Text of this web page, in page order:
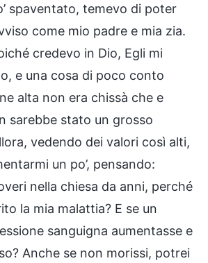
spaventato, temevo di poter
come mio padre e mia zia.
credevo in Dio, Egli mi
e una cosa di poco conto
alta non era chissà che e
sarebbe stato un grosso
vedendo dei valori così alti,
un po’, pensando:
nella chiesa da anni, perché
la mia malattia? E se un
sanguigna aumentasse e
Anche se non morissi, potrei